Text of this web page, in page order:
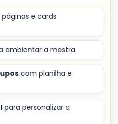
e cards
ambientar a mostra.
com planilha e
para personalizar a